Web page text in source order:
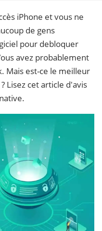
iPhone et vous ne
de gens
pour debloquer
avez probablement
Mais est-ce le meilleur
Lisez cet article d'avis